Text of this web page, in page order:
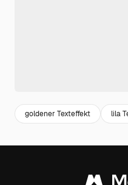
goldener Texteffekt lila